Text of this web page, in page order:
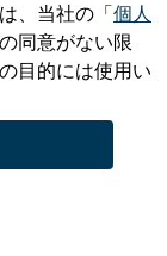
、当社の「 個人
同意がない限
目的には使用い